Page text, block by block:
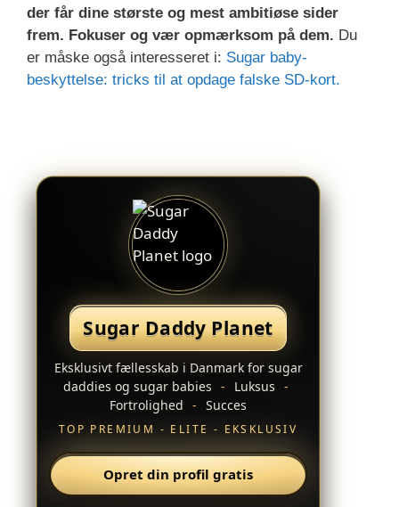
der får dine største og mest ambitiøse sider
frem. Fokuser og vær opmærksom på dem. Du
er måske også interesseret i: Sugar baby-
beskyttelse: tricks til at opdage falske SD-kort.
Sugar Daddy Planet
Eksklusivt fællesskab i Danmark for sugar
daddies og sugar babies - Luksus -
Fortrolighed - Succes
TOP PREMIUM - ELITE - EKSKLUSIV
Opret din profil gratis